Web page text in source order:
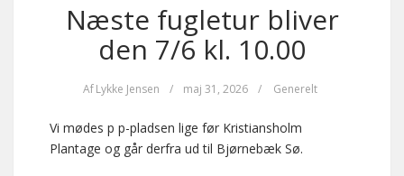
Næste fugletur bliver
den 7/6 kl. 10.00
Af Lykke Jensen / maj 31, 2026 / Generelt
Vi mødes p p-pladsen lige før Kristiansholm
Plantage og går derfra ud til Bjørnebæk Sø.